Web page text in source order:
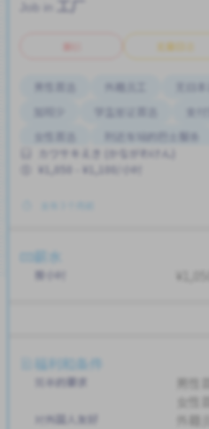
兼职 无需日语
男性首选 外籍员工 无日
加班少
学生签证首选 支
附近车站的巴士服务
カワサキえき (かながわけん)
¥1,050 - ¥1,100/小时
薪水
按小时
福利和条件
简单的要求
对外国人友好